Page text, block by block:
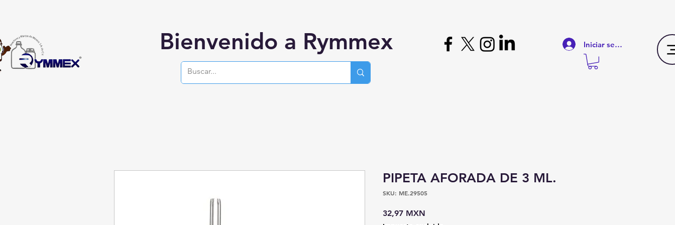
Bienvenido a Rymmex Iniciar sesión
PIPETA AFORADA DE 3 ML.
SKU: ME.29505
32,97 MXN